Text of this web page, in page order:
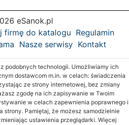
eSanok.pl
firmę do katalogu Regulamin
Nasze serwisy Kontakt
podobnych technologii. Umożliwiamy ich
dostawcom m.in. w celach: świadczenia
ze strony internetowej, bez zmiany
zgodę na ich zapisywanie w Twoim
w celach zapewnienia poprawnego i
strony. Pamiętaj, że możesz samodzielnie
ustawienia przeglądarki. Więcej